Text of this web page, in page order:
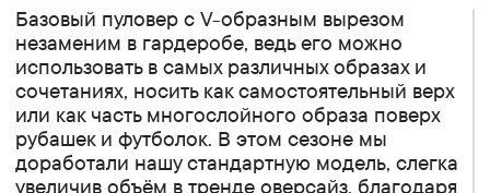
Базовый пуловер с V-образным вырезом
незаменим в гардеробе, ведь его можно
использовать в самых различных образах и
сочетаниях, носить как самостоятельный верх
или как часть многослойного образа поверх
рубашек и футболок. В этом сезоне мы
доработали нашу стандартную модель, слегка
увеличив объём в тренде оверсайз, благодаря